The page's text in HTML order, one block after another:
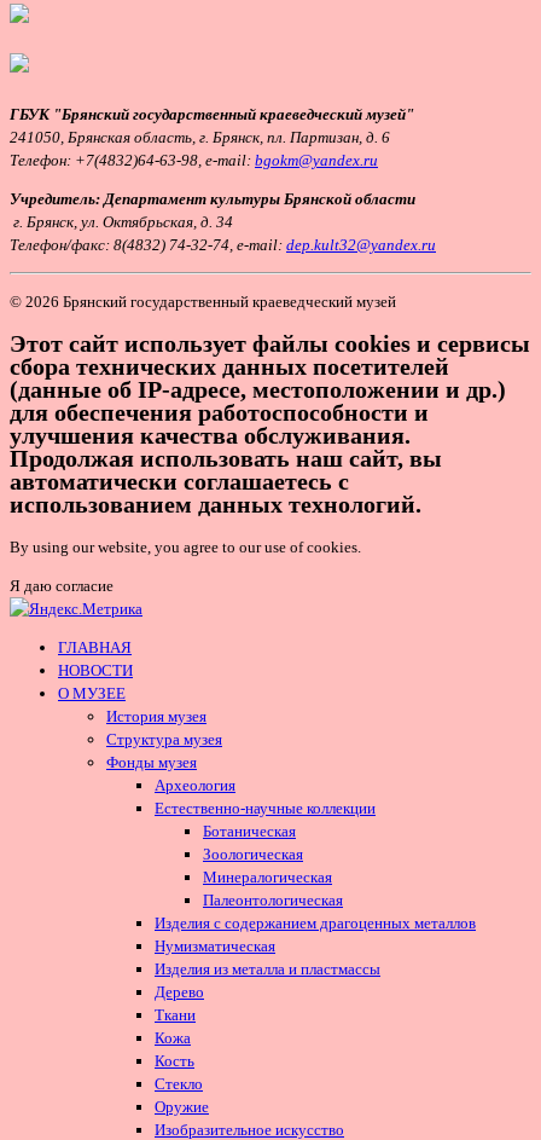
ГБУК "Брянский государственный краеведческий музей"
241050, Брянская область, г. Брянск, пл. Партизан, д. 6
Телефон: +7(4832)64-63-98, e-mail: bgokm@yandex.ru
Учредитель: Департамент культуры Брянской области
г. Брянск, ул. Октябрьская, д. 34
Телефон/факс: 8(4832) 74-32-74, e-mail: dep.kult32@yandex.ru
© 2026 Брянский государственный краеведческий музей
Этот сайт использует файлы cookies и сервисы
сбора технических данных посетителей
(данные об IP-адресе, местоположении и др.)
для обеспечения работоспособности и
улучшения качества обслуживания.
Продолжая использовать наш сайт, вы
автоматически соглашаетесь с
использованием данных технологий.
By using our website, you agree to our use of cookies.
Я даю согласие
ГЛАВНАЯ
НОВОСТИ
О МУЗЕЕ
История музея
Структура музея
Фонды музея
Археология
Естественно-научные коллекции
Ботаническая
Зоологическая
Минералогическая
Палеонтологическая
Изделия с содержанием драгоценных металлов
Нумизматическая
Изделия из металла и пластмассы
Дерево
Ткани
Кожа
Кость
Стекло
Оружие
Изобразительное искусство